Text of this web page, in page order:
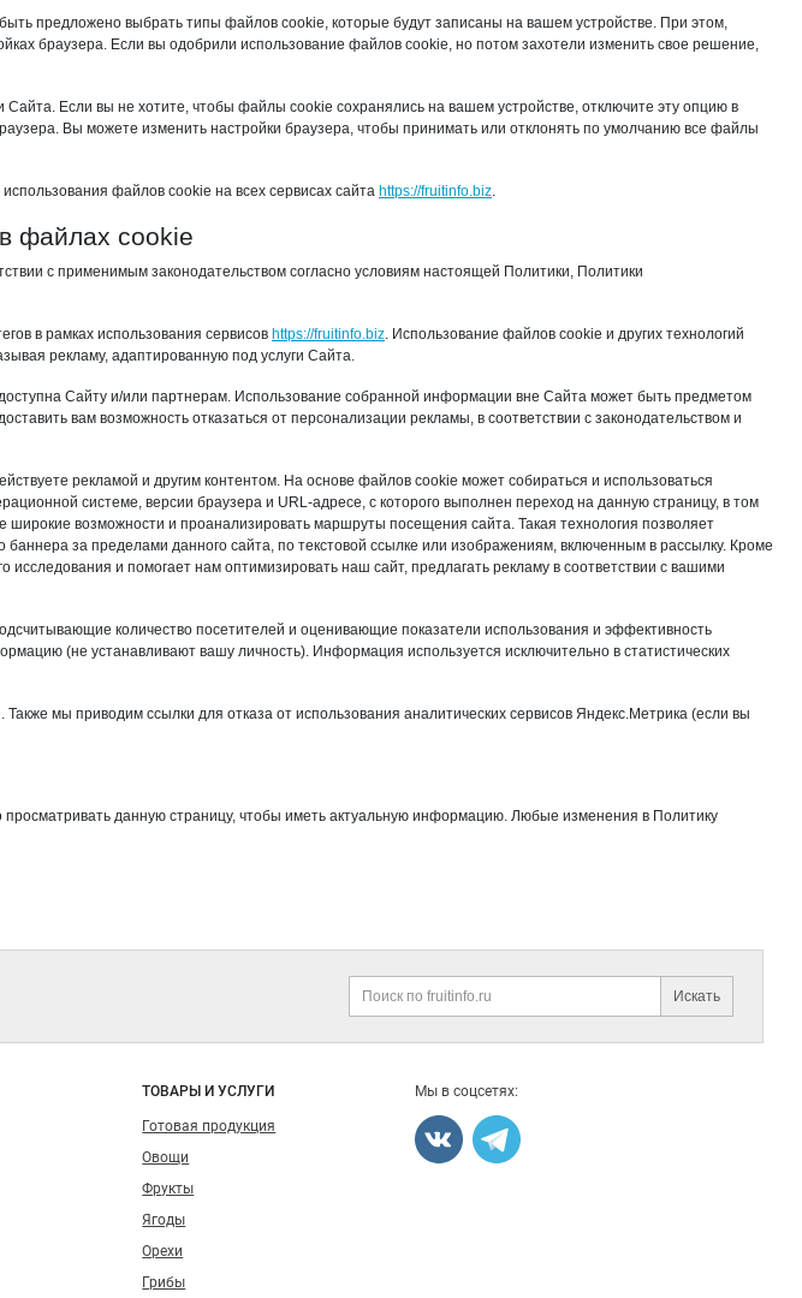
предложено выбрать типы файлов cookie, которые будут записаны на вашем устройстве. При этом,
браузера. Если вы одобрили использование файлов cookie, но потом захотели изменить свое решение,
Если вы не хотите, чтобы файлы cookie сохранялись на вашем устройстве, отключите эту опцию в
Вы можете изменить настройки браузера, чтобы принимать или отклонять по умолчанию все файлы
файлов cookie на всех сервисах сайта https://fruitinfo.biz.
файлах cookie
с применимым законодательством согласно условиям настоящей Политики, Политики
в рамках использования сервисов https://fruitinfo.biz. Использование файлов cookie и других технологий
рекламу, адаптированную под услуги Сайта.
Сайту и/или партнерам. Использование собранной информации вне Сайта может быть предметом
вам возможность отказаться от персонализации рекламы, в соответствии с законодательством и
рекламой и другим контентом. На основе файлов cookie может собираться и использоваться
системе, версии браузера и URL-адресе, с которого выполнен переход на данную страницу, в том
возможности и проанализировать маршруты посещения сайта. Такая технология позволяет
за пределами данного сайта, по текстовой ссылке или изображениям, включенным в рассылку. Кроме
и помогает нам оптимизировать наш сайт, предлагать рекламу в соответствии с вашими
количество посетителей и оценивающие показатели использования и эффективность
(не устанавливают вашу личность). Информация используется исключительно в статистических
мы приводим ссылки для отказа от использования аналитических сервисов Яндекс.Метрика (если вы
данную страницу, чтобы иметь актуальную информацию. Любые изменения в Политику
Искать
ТОВАРЫ И УСЛУГИ
Готовая продукция
Овощи
Фрукты
Ягоды
Орехи
Грибы
Мы в соцсетях: